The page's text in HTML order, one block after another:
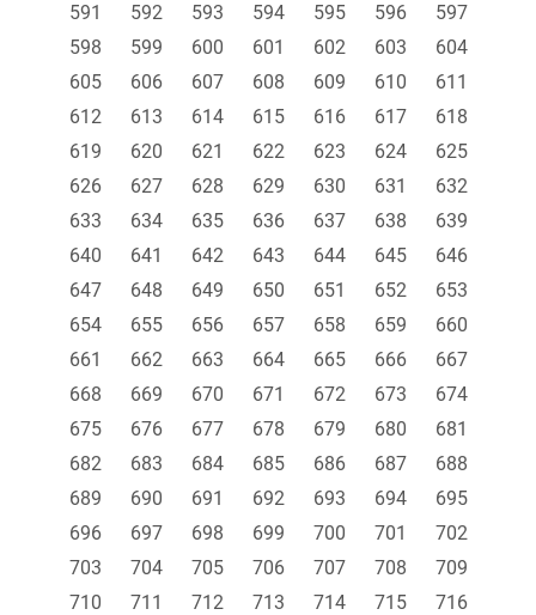
591
592 593 594 595 596
597
598
599 600 601 602 603
604
605
606 607 608 609 610
611
612
613 614 615 616 617
618
619
620 621 622 623 624
625
626
627 628 629 630 631
632
633
634 635 636 637 638
639
640
641 642 643 644 645
646
647
648 649 650 651 652
653
654
655 656 657 658 659
660
661
662 663 664 665 666
667
668
669 670 671 672 673
674
675
676 677 678 679 680
681
682
683 684 685 686 687
688
689
690 691 692 693 694
695
696
697 698 699 700 701
702
703
704 705 706 707 708
709
710
711 712 713 714 715
716